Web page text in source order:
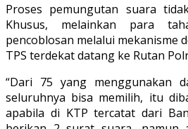
Proses pemungutan suara
Khusus, melainkan para
pencoblosan melalui mekanisme
TPS terdekat datang ke Rutan
“Dari 75 yang menggunakan
seluruhnya bisa memilih, itu
apabila di KTP tercatat dari